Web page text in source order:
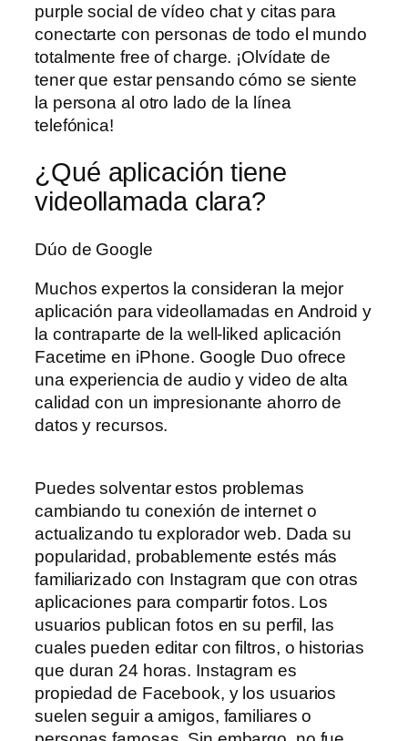
purple social de vídeo chat y citas para
conectarte con personas de todo el mundo
totalmente free of charge. ¡Olvídate de
tener que estar pensando cómo se siente
la persona al otro lado de la línea
telefónica!
¿Qué aplicación tiene
videollamada clara?
Dúo de Google
Muchos expertos la consideran la mejor
aplicación para videollamadas en Android y
la contraparte de la well-liked aplicación
Facetime en iPhone. Google Duo ofrece
una experiencia de audio y video de alta
calidad con un impresionante ahorro de
datos y recursos.
Puedes solventar estos problemas
cambiando tu conexión de internet o
actualizando tu explorador web. Dada su
popularidad, probablemente estés más
familiarizado con Instagram que con otras
aplicaciones para compartir fotos. Los
usuarios publican fotos en su perfil, las
cuales pueden editar con filtros, o historias
que duran 24 horas. Instagram es
propiedad de Facebook, y los usuarios
suelen seguir a amigos, familiares o